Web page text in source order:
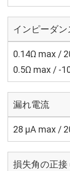
インピーダン
0.14Ω max /
0.5Ω max / -
漏れ電流
28 μA max /
損失角の正